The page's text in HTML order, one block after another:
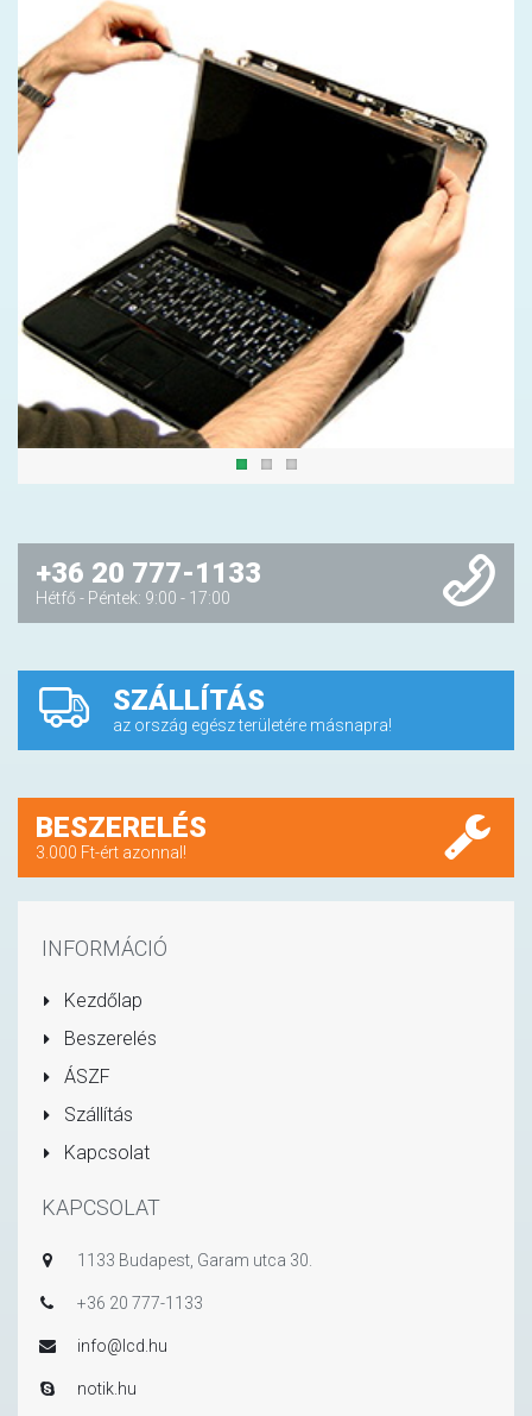
+36 20 777-1133
Hétfő - Péntek: 9:00 - 17:00
SZÁLLÍTÁS
az ország egész területére másnapra!
BESZERELÉS
3.000 Ft-ért azonnal!
INFORMÁCIÓ
Kezdőlap
Beszerelés
ÁSZF
Szállítás
Kapcsolat
KAPCSOLAT
1133 Budapest, Garam utca 30.
+36 20 777-1133
info@lcd.hu
notik.hu